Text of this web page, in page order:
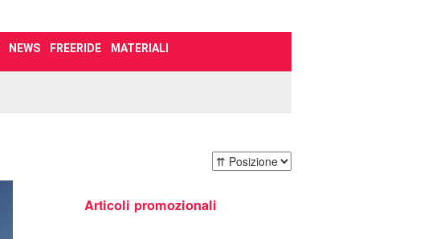
NEWS FREERIDE MATERIALI